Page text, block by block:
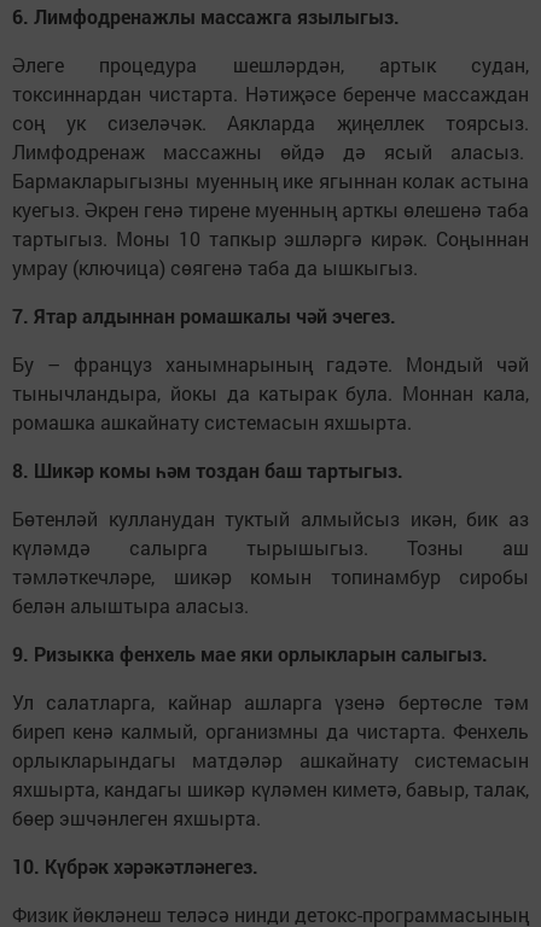
6. Лимфодренажлы массажга язылыгыз.
Әлеге процедура шешләрдән, артык судан,
токсиннардан чистарта. Нәтиҗәсе беренче массаждан
соң ук сизеләчәк. Аякларда җиңеллек тоярсыз.
Лимфодренаж массажны өйдә дә ясый аласыз.
Бармакларыгызны муенның ике ягыннан колак астына
куегыз. Әкрен генә тирене муенның арткы өлешенә таба
тартыгыз. Моны 10 тапкыр эшләргә кирәк. Соңыннан
умрау (ключица) сөягенә таба да ышкыгыз.
7. Ятар алдыннан ромашкалы чәй эчегез.
Бу – француз ханымнарының гадәте. Мондый чәй
тынычландыра, йокы да катырак була. Моннан кала,
ромашка ашкайнату системасын яхшырта.
8. Шикәр комы һәм тоздан баш тартыгыз.
Бөтенләй кулланудан туктый алмыйсыз икән, бик аз
күләмдә салырга тырышыгыз. Тозны аш
тәмләткечләре, шикәр комын топинамбур сиробы
белән алыштыра аласыз.
9. Ризыкка фенхель мае яки орлыкларын салыгыз.
Ул салатларга, кайнар ашларга үзенә бертөсле тәм
биреп кенә калмый, организмны да чистарта. Фенхель
орлыкларындагы матдәләр ашкайнату системасын
яхшырта, кандагы шикәр күләмен киметә, бавыр, талак,
бөер эшчәнлеген яхшырта.
10. Күбрәк хәрәкәтләнегез.
Физик йөкләнеш теләсә нинди детокс-программасының